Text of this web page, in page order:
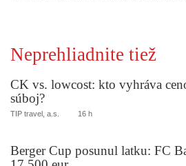
Neprehliadnite tiež
CK vs. lowcost: kto vyhráva
súboj?
TIP travel, a.s. 16 h
Berger Cup posunul latku: FC